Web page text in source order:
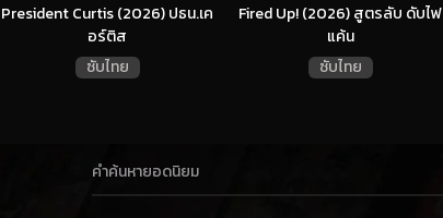
President Curtis (2026) ปธน.เค
อร์ติส
ซับไทย
Fired Up! (2026) สูตรลับ ดับไฟ
แค้น
ซับไทย
คำค้นหายอดนิยม